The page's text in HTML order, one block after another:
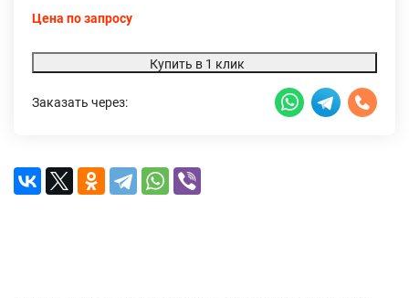
Цена по запросу
Купить в 1 клик
Заказать через: